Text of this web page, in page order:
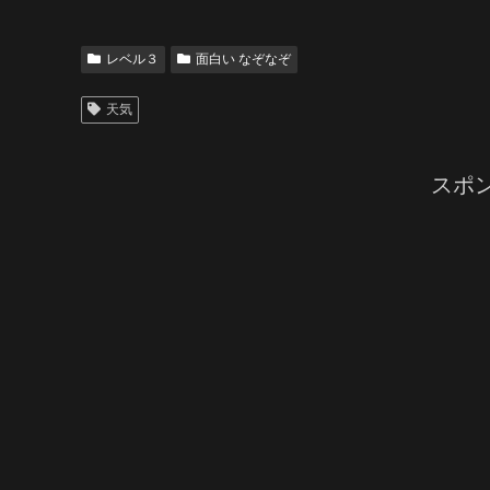
レベル３ 面白い なぞなぞ
天気
スポ